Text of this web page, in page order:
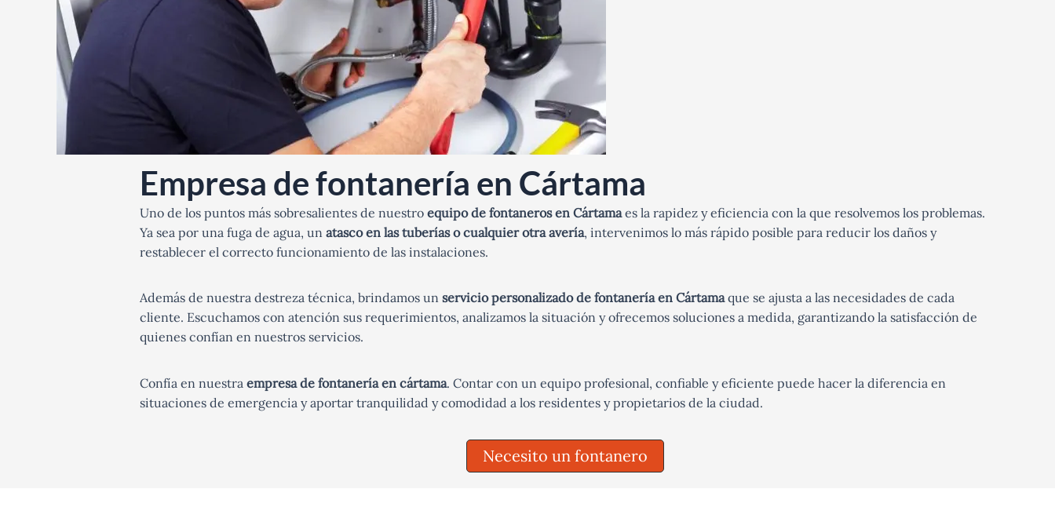
Empresa de fontanería en Cártama
Uno de los puntos más sobresalientes de nuestro equipo de fontaneros en Cártamaes la rapidez y eficiencia con la que resolvemos los problemas.
Ya sea por una fuga de agua, un atasco en las tuberías o cualquier otra avería, intervenimos lo más rápido posible para reducir los daños y
restablecer el correcto funcionamiento de las instalaciones.
Además de nuestra destreza técnica, brindamos un servicio personalizado de fontanería en Cártamaque se ajusta a las necesidades de cada
cliente. Escuchamos con atención sus requerimientos, analizamos la situación y ofrecemos soluciones a medida, garantizando la satisfacción de
quienes confían en nuestros servicios.
Confía en nuestra empresa de fontanería en cártama. Contar con un equipo profesional, confiable y eficiente puede hacer la diferencia en
situaciones de emergencia y aportar tranquilidad y comodidad a los residentes y propietarios de la ciudad.
Necesito un fontanero